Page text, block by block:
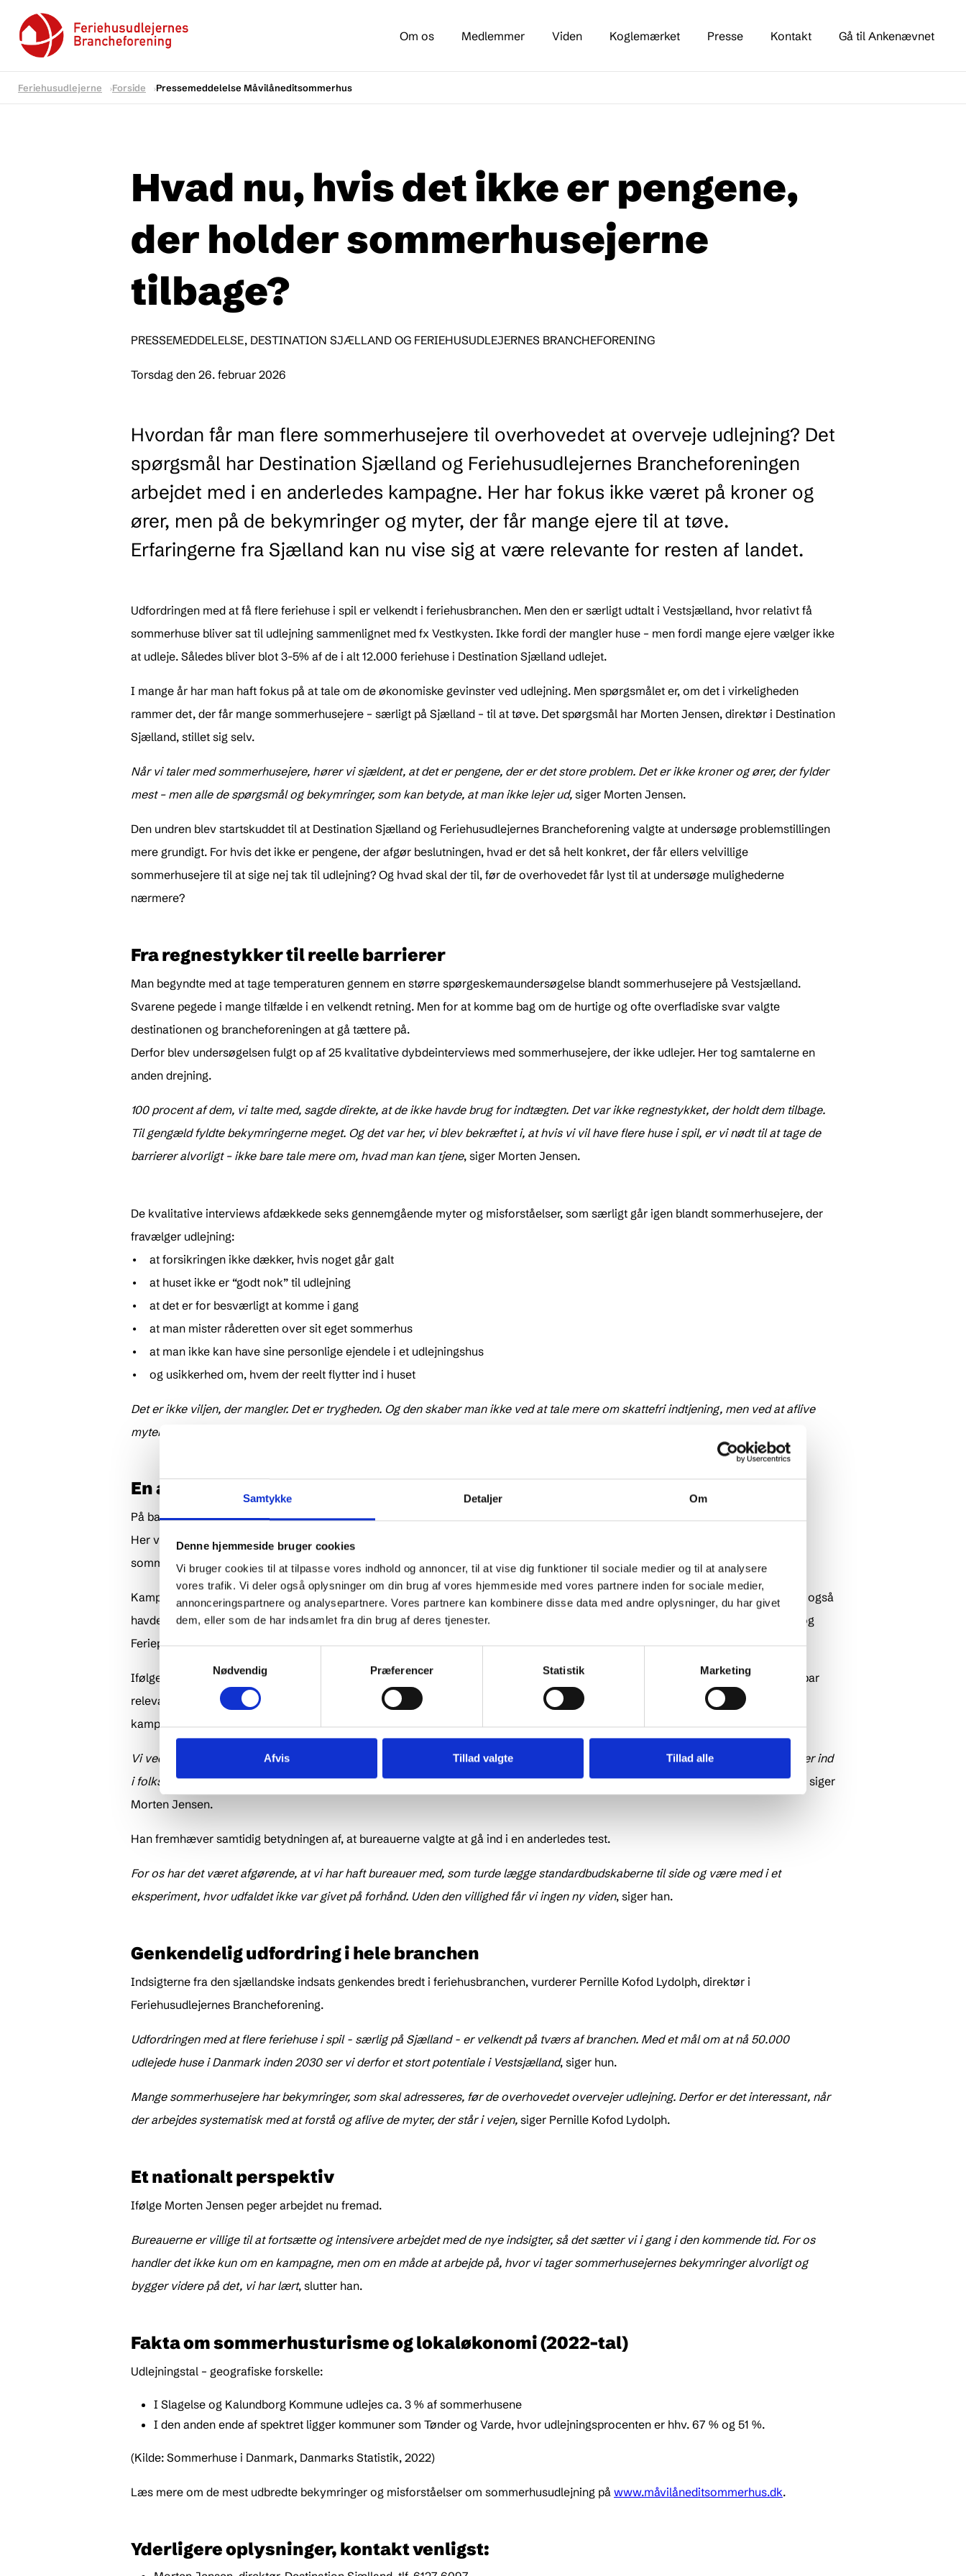
Samtykke Detaljer Om
Denne hjemmeside bruger cookies
Vi bruger cookies til at tilpasse vores indhold og annoncer, til at vise dig funktioner til sociale medier og til at analysere
vores trafik. Vi deler også oplysninger om din brug af vores hjemmeside med vores partnere inden for sociale medier,
annonceringspartnere og analysepartnere. Vores partnere kan kombinere disse data med andre oplysninger, du har givet
dem, eller som de har indsamlet fra din brug af deres tjenester.
Nødvendig
Præferencer Statistik Marketing
Afvis Tillad valgte Tillad alle
Om os Medlemmer Viden Koglemærket Presse Kontakt Gå til Ankenævnet
Feriehusudlejerne Forside Pressemeddelelse Måvilåneditsommerhus
Hvad nu, hvis det ikke er pengene,
der holder sommerhusejerne
tilbage?
PRESSEMEDDELELSE, DESTINATION SJÆLLAND OG FERIEHUSUDLEJERNES BRANCHEFORENING
Torsdag den 26. februar 2026
Hvordan får man flere sommerhusejere til overhovedet at overveje udlejning? Det
spørgsmål har Destination Sjælland og Feriehusudlejernes Brancheforeningen
arbejdet med i en anderledes kampagne. Her har fokus ikke været på kroner og
ører, men på de bekymringer og myter, der får mange ejere til at tøve.
Erfaringerne fra Sjælland kan nu vise sig at være relevante for resten af landet.
Udfordringen med at få flere feriehuse i spil er velkendt i feriehusbranchen. Men den er særligt udtalt i Vestsjælland, hvor relativt få
sommerhuse bliver sat til udlejning sammenlignet med fx Vestkysten. Ikke fordi der mangler huse – men fordi mange ejere vælger ikke
at udleje. Således bliver blot 3-5% af de i alt 12.000 feriehuse i Destination Sjælland udlejet.
I mange år har man haft fokus på at tale om de økonomiske gevinster ved udlejning. Men spørgsmålet er, om det i virkeligheden
rammer det, der får mange sommerhusejere – særligt på Sjælland – til at tøve. Det spørgsmål har Morten Jensen, direktør i Destination
Sjælland, stillet sig selv.
Når vi taler med sommerhusejere, hører vi sjældent, at det er pengene, der er det store problem. Det er ikke kroner og ører, der fylder
mest – men alle de spørgsmål og bekymringer, som kan betyde, at man ikke lejer ud, siger Morten Jensen.
Den undren blev startskuddet til at Destination Sjælland og Feriehusudlejernes Brancheforening valgte at undersøge problemstillingen
mere grundigt. For hvis det ikke er pengene, der afgør beslutningen, hvad er det så helt konkret, der får ellers velvillige
sommerhusejere til at sige nej tak til udlejning? Og hvad skal der til, før de overhovedet får lyst til at undersøge mulighederne
nærmere?
Fra regnestykker til reelle barrierer
Man begyndte med at tage temperaturen gennem en større spørgeskemaundersøgelse blandt sommerhusejere på Vestsjælland.
Svarene pegede i mange tilfælde i en velkendt retning. Men for at komme bag om de hurtige og ofte overfladiske svar valgte
destinationen og brancheforeningen at gå tættere på.
Derfor blev undersøgelsen fulgt op af 25 kvalitative dybdeinterviews med sommerhusejere, der ikke udlejer. Her tog samtalerne en
anden drejning.
100 procent af dem, vi talte med, sagde direkte, at de ikke havde brug for indtægten. Det var ikke regnestykket, der holdt dem tilbage.
Til gengæld fyldte bekymringerne meget. Og det var her, vi blev bekræftet i, at hvis vi vil have flere huse i spil, er vi nødt til at tage de
barrierer alvorligt – ikke bare tale mere om, hvad man kan tjene, siger Morten Jensen.
De kvalitative interviews afdækkede seks gennemgående myter og misforståelser, som særligt går igen blandt sommerhusejere, der
fravælger udlejning:
• at forsikringen ikke dækker, hvis noget går galt
• at huset ikke er “godt nok” til udlejning
• at det er for besværligt at komme i gang
• at man mister råderetten over sit eget sommerhus
• at man ikke kan have sine personlige ejendele i et udlejningshus
• og usikkerhed om, hvem der reelt flytter ind i huset
Det er ikke viljen, der mangler. Det er trygheden. Og den skaber man ikke ved at tale mere om skattefri indtjening, men ved at aflive
myter og tage folks bekymringer seriøst
En anderledes kampagne – testet i to faser
På baggrund af indsigterne udviklede man en kampagne, der bevidst gik en anden vej end traditionel feriehusmarkedsføring.
Her var der ingen fokus på kroner og øre, men i stedet på genkendelige bekymringer, lokale konsekvenser og betydningen af liv i
sommerhusområderne.
Kampagnen blev gennemført i to faser – først i forsommeren 2025 og siden i sensommeren – netop for at teste, om budskaberne også
havde effekt uden for højsæsonens naturlige opmærksomhed. Indsatsen blev gennemført i samarbejde med Landfolk, Novasol og
Feriepartner.
Ifølge Destination Sjælland viste kampagnen, at budskaberne formåede at skabe interesse blandt sommerhusejere med umiddelbar
relevans for udlejning. Samlet set førte indsatsen til 30.000 unikke besøg på et særligt
kampagnewebsite;maavilaaneditsommerhus.dk.
Vi ved godt, at trafik og klik ikke i sig selv betyder, at folk begynder at udleje. Men for os er det et vigtigt signal om, at når man taler ind
i folks reelle bekymringer, så er de også villige til at bruge tid på at sætte sig ind i mulighederne. Det er et nødvendigt første skridt
, siger
Morten Jensen.
Han fremhæver samtidig betydningen af, at bureauerne valgte at gå ind i en anderledes test.
For os har det været afgørende, at vi har haft bureauer med, som turde lægge standardbudskaberne til side og være med i et
eksperiment, hvor udfaldet ikke var givet på forhånd. Uden den villighed får vi ingen ny viden, siger han.
Genkendelig udfordring i hele branchen
Indsigterne fra den sjællandske indsats genkendes bredt i feriehusbranchen, vurderer Pernille Kofod Lydolph, direktør i
Feriehusudlejernes Brancheforening.
Udfordringen med at flere feriehuse i spil - særlig på Sjælland - er velkendt på tværs af branchen. Med et mål om at nå 50.000
udlejede huse i Danmark inden 2030 ser vi derfor et stort potentiale i Vestsjælland, siger hun.
Mange sommerhusejere har bekymringer, som skal adresseres, før de overhovedet overvejer udlejning. Derfor er det interessant, når
der arbejdes systematisk med at forstå og aflive de myter, der står i vejen, siger Pernille Kofod Lydolph.
Et nationalt perspektiv
Ifølge Morten Jensen peger arbejdet nu fremad.
Bureauerne er villige til at fortsætte og intensivere arbejdet med de nye indsigter, så det sætter vi i gang i den kommende tid. For os
handler det ikke kun om en kampagne, men om en måde at arbejde på, hvor vi tager sommerhusejernes bekymringer alvorligt og
bygger videre på det, vi har lært, slutter han.
Fakta om sommerhusturisme og lokaløkonomi (2022-tal)
Udlejningstal – geografiske forskelle:
I Slagelse og Kalundborg Kommune udlejes ca. 3 % af sommerhusene
I den anden ende af spektret ligger kommuner som Tønder og Varde, hvor udlejningsprocenten er hhv. 67 % og 51 %.
(Kilde: Sommerhuse i Danmark, Danmarks Statistik, 2022)
Læs mere om de mest udbredte bekymringer og misforståelser om sommerhusudlejning på www.måvilåneditsommerhus.dk.
Yderligere oplysninger, kontakt venligst: